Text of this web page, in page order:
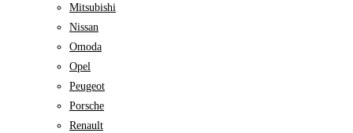
Mitsubishi
Nissan
Omoda
Opel
Peugeot
Porsche
Renault